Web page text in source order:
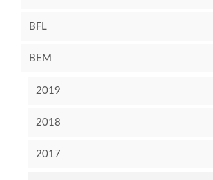
BFL
BEM
2019
2018
2017